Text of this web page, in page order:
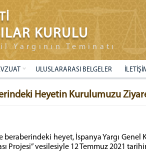
KURULU
Yargının Teminatı
ULUSLARARASI BELGELER
Heyetin Kurulumuzu
beraberindeki heyet, İspanya Yargı
Projesi” vesilesiyle 12 Temmuz 2021